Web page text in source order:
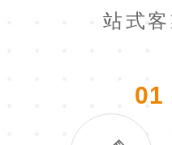
站式
01